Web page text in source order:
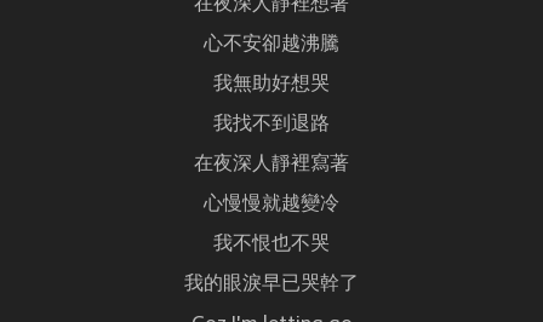
在夜深人靜裡想著
心不安卻越沸騰
我無助好想哭
我找不到退路
在夜深人靜裡寫著
心慢慢就越變冷
我不恨也不哭
我的眼淚早已哭幹了